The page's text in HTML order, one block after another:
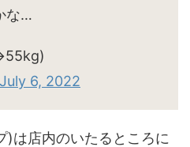
な…
July 6, 2022
は店内のいたるところに